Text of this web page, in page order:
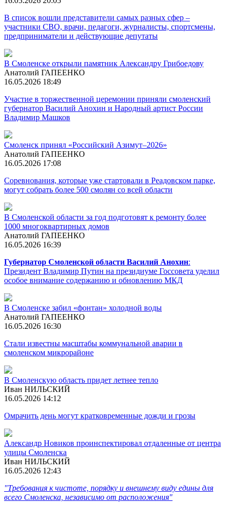
В список вошли представители самых разных сфер –
участники СВО, врачи, педагоги, журналисты, спортсмены,
предприниматели и действующие депутаты
В Смоленске открыли памятник Александру Грибоедову
Анатолий ГАПЕЕНКО
16.05.2026 18:49
Участие в торжественной церемонии приняли смоленский
губернатор Василий Анохин и Народный артист России
Владимир Машков
Смоленск принял «Российский Азимут–2026»
Анатолий ГАПЕЕНКО
16.05.2026 17:08
Соревнования, которые уже стартовали в Реадовском парке,
могут собрать более 500 смолян со всей области
В Смоленской области за год подготовят к ремонту более
1000 многоквартирных домов
Анатолий ГАПЕЕНКО
16.05.2026 16:39
Губернатор Смоленской области Василий Анохин:
Президент Владимир Путин на президиуме Госсовета уделил
особое внимание содержанию и обновлению МКД
В Смоленске забил «фонтан» холодной воды
Анатолий ГАПЕЕНКО
16.05.2026 16:30
Стали известны масштабы коммунальной аварии в
смоленском микрорайоне
В Смоленскую область придет летнее тепло
Иван НИЛЬСКИЙ
16.05.2026 14:12
Омрачить день могут кратковременные дожди и грозы
Александр Новиков проинспектировал отдаленные от центра
улицы Смоленска
Иван НИЛЬСКИЙ
16.05.2026 12:43
"Требования к чистоте, порядку и внешнему виду едины для
всего Смоленска, независимо от расположения"